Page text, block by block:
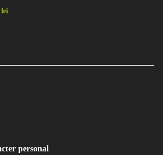
lei
personal